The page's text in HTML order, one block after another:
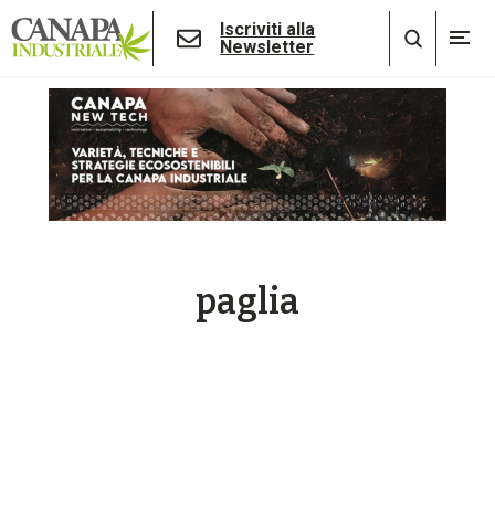
Iscriviti alla
Newsletter
paglia